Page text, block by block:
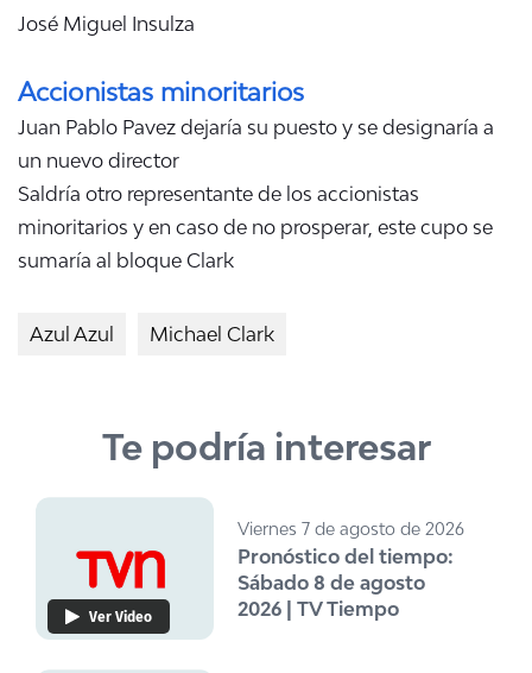
José Miguel Insulza
Accionistas minoritarios
Juan Pablo Pavez dejaría su puesto y se designaría a
un nuevo director
Saldría otro representante de los accionistas
minoritarios y en caso de no prosperar, este cupo se
sumaría al bloque Clark
Azul Azul Michael Clark
Te podría interesar
Ver Video
Viernes 7 de agosto de 2026
Pronóstico del tiempo:
Sábado 8 de agosto
2026 | TV Tiempo